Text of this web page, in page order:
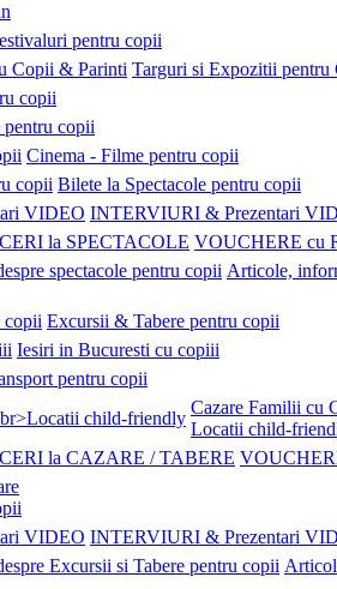
pentru copii
Targuri si Expozitii
copii
pentru copii
Cinema - Filme pentru copii
Bilete la Spectacole pentru copii
INTERVIURI & Prezentari
VOUCHERE cu
Articole,
Excursii & Tabere pentru copii
Iesiri in Bucuresti cu copiii
pentru copii
Cazare Familii cu
Locatii child-
INTERVIURI & Prezentari